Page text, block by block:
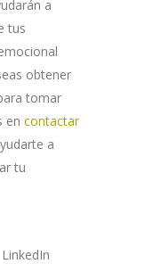
a
tus
obtener
tomar
en contactar
a
tu
LinkedIn